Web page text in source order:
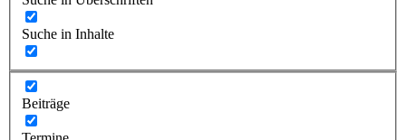
Suche in Inhalte
Beiträge